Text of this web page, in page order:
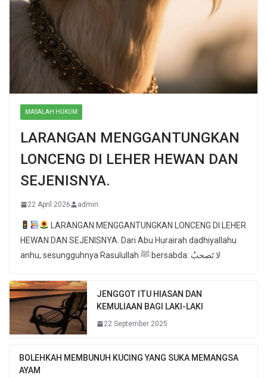
MASALAH HUKUM
LARANGAN MENGGANTUNGKAN
LONCENG DI LEHER HEWAN DAN
SEJENISNYA.
22 April 2026 admin
LARANGAN MENGGANTUNGKAN LONCENG DI LEHER
HEWAN DAN SEJENISNYA. Dari Abu Hurairah dadhiyallahu
anhu, sesungguhnya Rasulullah ﷺ bersabda: لا تَصحبُ
JENGGOT ITU HIASAN DAN
KEMULIAAN BAGI LAKI-LAKI
22 September 2025
BOLEHKAH MEMBUNUH KUCING YANG SUKA MEMANGSA
AYAM